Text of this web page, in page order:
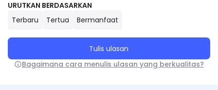
URUTKAN BERDASARKAN
Terbaru
Tertua Bermanfaat
Tulis ulasan
Bagaimana cara menulis ulasan yang berkualitas?